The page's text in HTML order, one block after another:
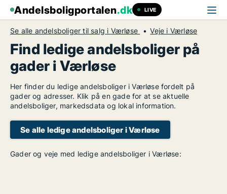
Andelsboligportalen.dk LIVE
Se alle andelsboliger til salg i Værløse Veje i Værløse
Find ledige andelsboliger på
gader i Værløse
Her finder du ledige andelsboliger i Værløse fordelt på
gader og adresser. Klik på en gade for at se aktuelle
andelsboliger, markedsdata og lokal information.
Se alle ledige andelsboliger i Værløse
Gader og veje med ledige andelsboliger i Værløse: